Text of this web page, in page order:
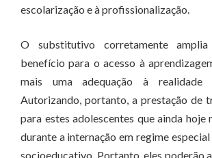
escolarização e à profissionalização.
O substitutivo corretamente
benefício para o acesso à
mais uma adequação à
Autorizando, portanto, a prestação de
para estes adolescentes que ainda hoje
durante a internação em regime
socioeducativo. Portanto, eles poderão